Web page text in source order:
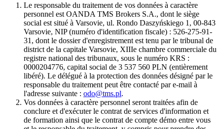
Le responsable du traitement de vos données à caractère
personnel est OANDA TMS Brokers S.A., dont le siège
social est situé à Varsovie, ul. Rondo Daszyńskiego 1, 00-843
Varsovie, NIP (numéro d'identification fiscale) : 526-275-91-
31, dont le dossier d'enregistrement est tenu par le tribunal de
district de la capitale Varsovie, XIIIe chambre commerciale du
registre national des tribunaux, sous le numéro KRS :
0000204776, capital social de 3 537 560 PLN (entièrement
libéré). Le délégué à la protection des données désigné par le
responsable du traitement peut être contacté par e-mail à
l'adresse suivante : odo@tms.pl.
Vos données à caractère personnel seront traitées afin de
conclure et d'exécuter le contrat de services d'information et
de formation ainsi que le contrat de compte démo entre vous